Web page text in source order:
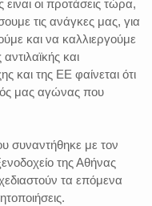
ειναι οι προτάσεις τώρα,
τις ανάγκες μας, για
και να καλλιεργούμε
και
και της ΕΕ φαίνεται ότι
μας αγώνας που
συναντήθηκε με τον
της Αθήνας
τα επόμενα